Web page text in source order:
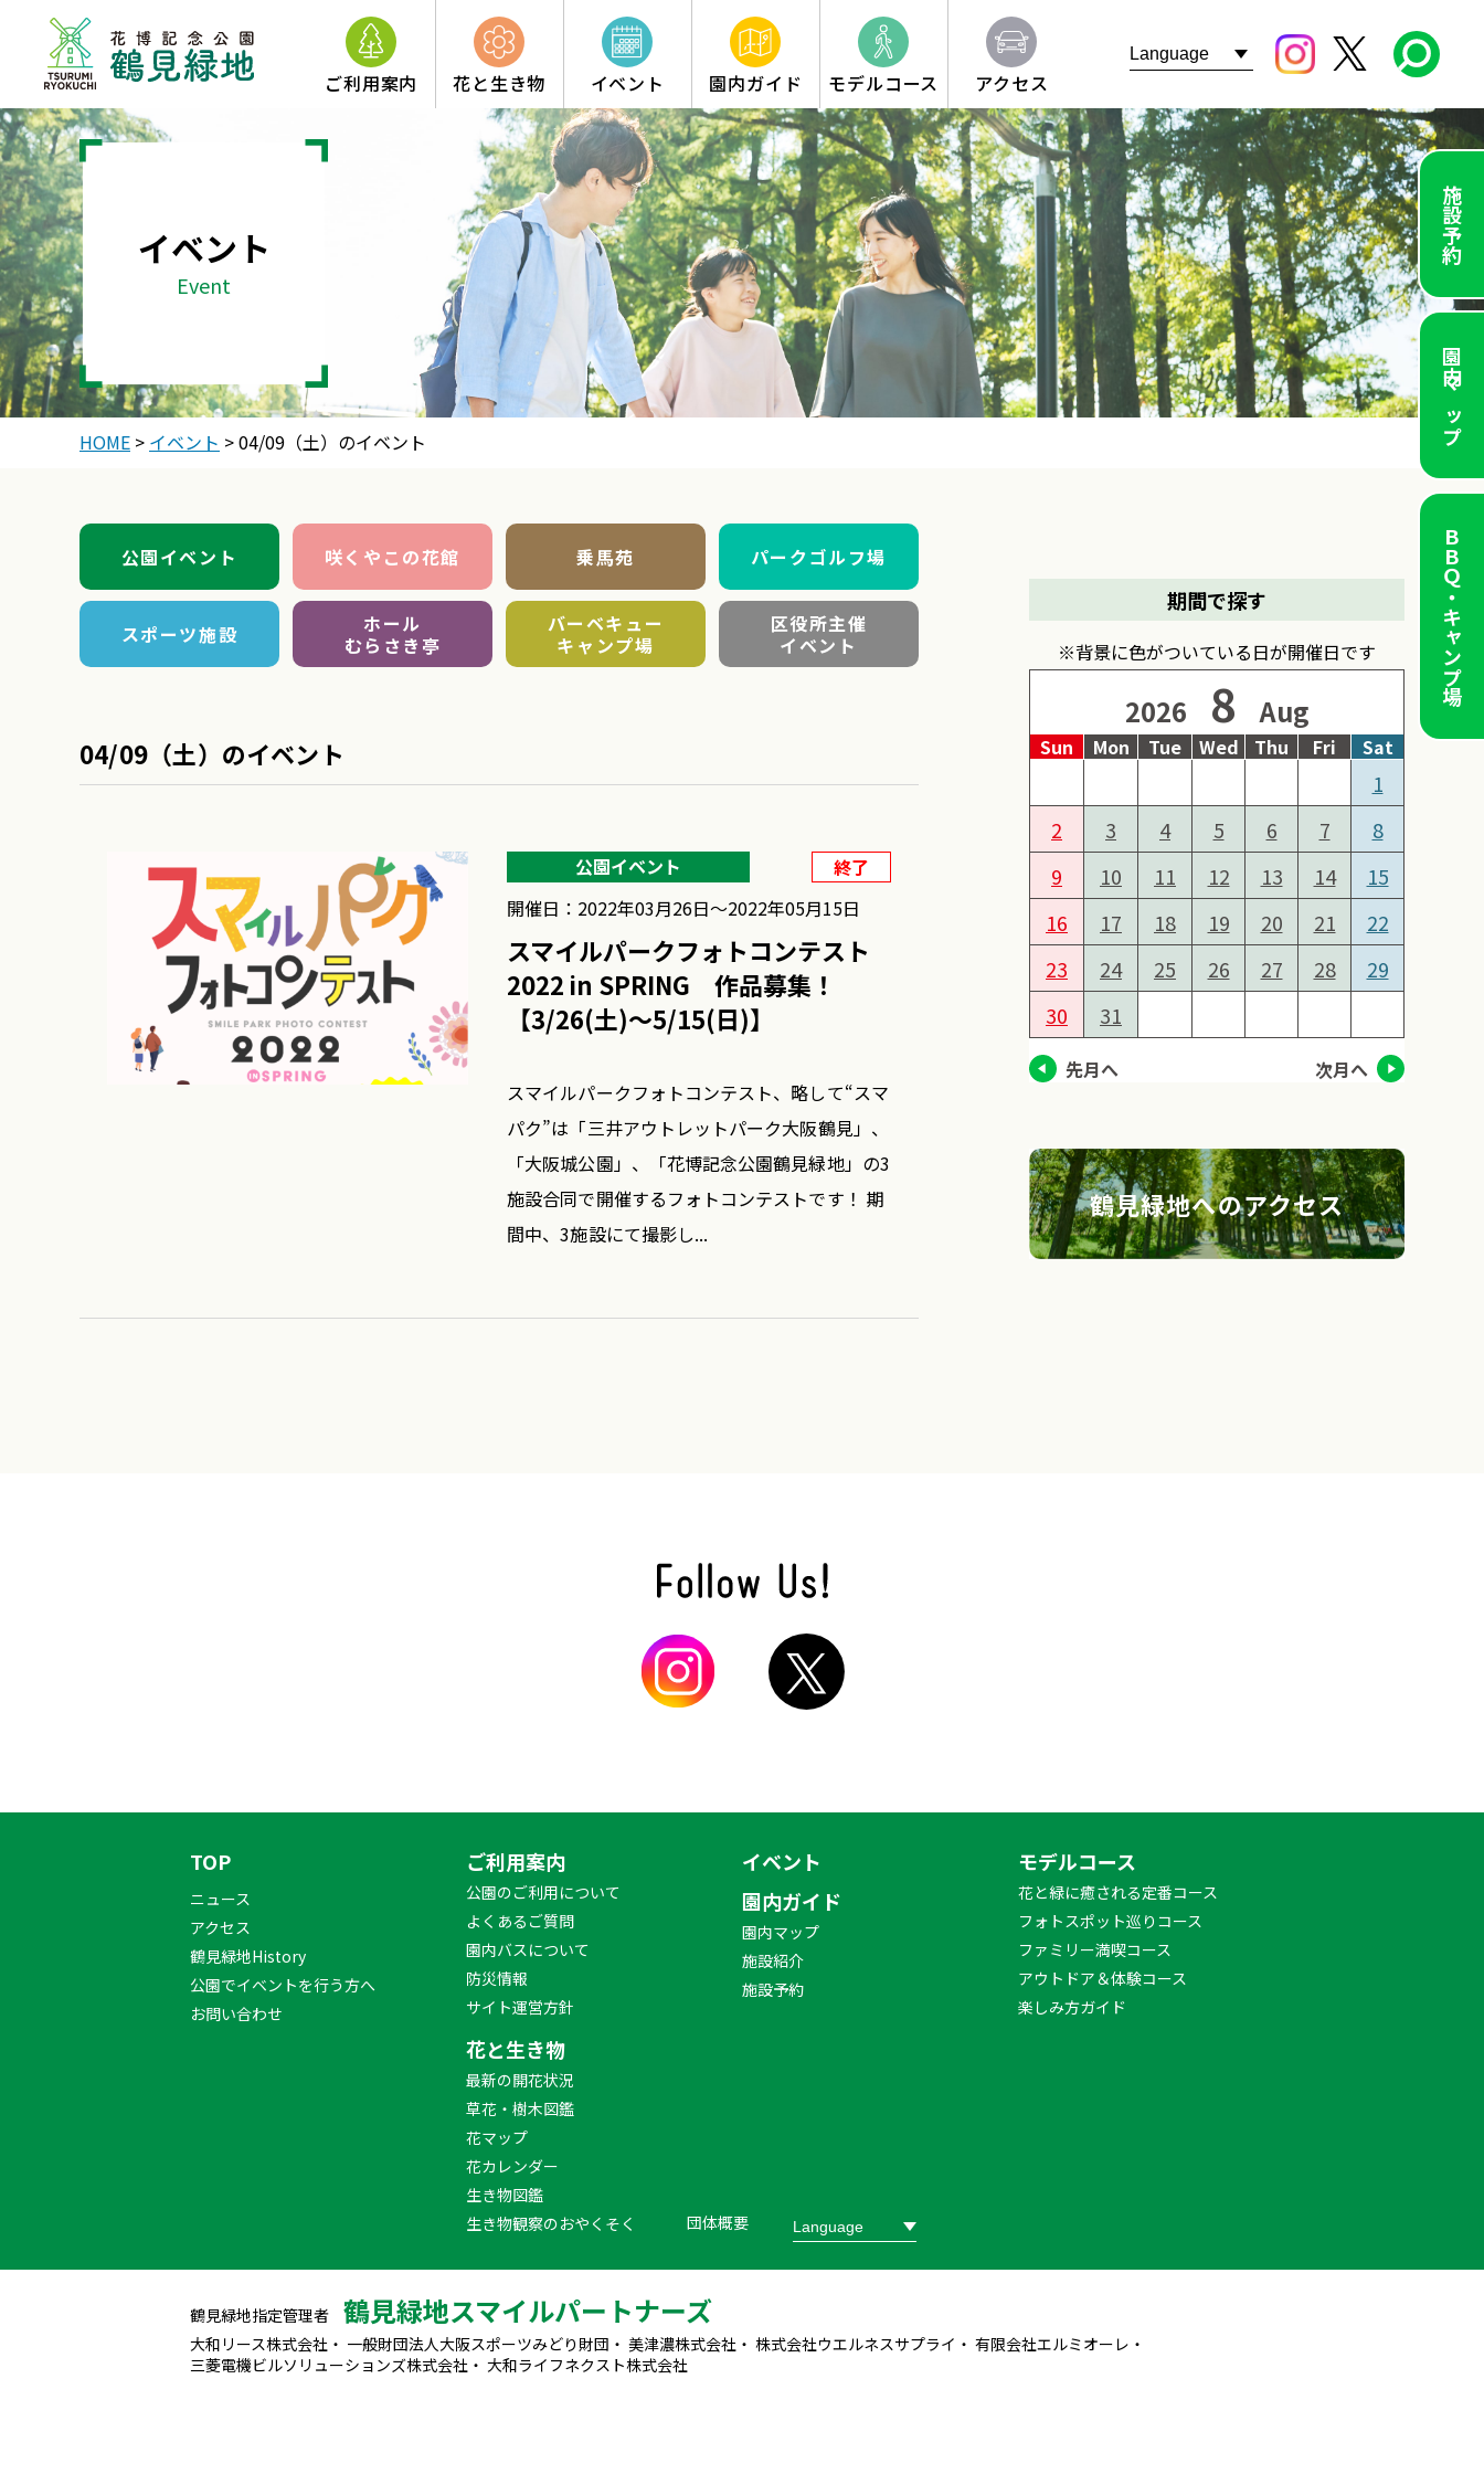
ご利用案内 花と生き物 イベント 園内ガイド モデルコース アクセス
イベント
Event
施設予約
園内マップ
ＢＢＱ・キャンプ場
HOME > イベント >04/09（土）のイベント
公園イベント 咲くやこの花館 乗馬苑 パークゴルフ場
スポーツ施設
ホール
むらさき亭
バーベキュー
キャンプ場
区役所主催
イベント
04/09（土）のイベント
公園イベント
終了
開催日：2022年03月26日〜2022年05月15日
スマイルパークフォトコンテスト
2022 in SPRING 作品募集！
【3/26(土)～5/15(日)】
スマイルパークフォトコンテスト、略して“スマ
パク”は「三井アウトレットパーク大阪鶴見」、
「大阪城公園」、「花博記念公園鶴見緑地」の3
施設合同で開催するフォトコンテストです！ 期
間中、3施設にて撮影し...
期間で探す
※背景に色がついている日が開催日です
2026 8 Aug
Sun Mon Tue Wed Thu Fri Sat
1
2
3 4 5 6 7
8
9
10 11 12 13 14
15
16
17 18 19 20 21
22
23
24 25 26 27 28
29
30
31
先月へ 次月へ
鶴見緑地へのアクセス
TOP
ニュース
アクセス
鶴見緑地History
公園でイベントを行う方へ
お問い合わせ
ご利用案内
公園のご利用について
よくあるご質問
園内バスについて
防災情報
サイト運営方針
花と生き物
最新の開花状況
草花・樹木図鑑
花マップ
花カレンダー
生き物図鑑
生き物観察のおやくそく
イベント
園内ガイド
園内マップ
施設紹介
施設予約
モデルコース
花と緑に癒される定番コース
フォトスポット巡りコース
ファミリー満喫コース
アウトドア＆体験コース
楽しみ方ガイド
団体概要
鶴見緑地指定管理者 鶴見緑地スマイルパートナーズ
大和リース株式会社・ 一般財団法人大阪スポーツみどり財団・ 美津濃株式会社・ 株式会社ウエルネスサプライ・ 有限会社エルミオーレ・
三菱電機ビルソリューションズ株式会社・ 大和ライフネクスト株式会社